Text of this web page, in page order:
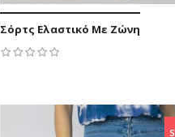
Σόρτς Ελαστικό Με Ζώνη